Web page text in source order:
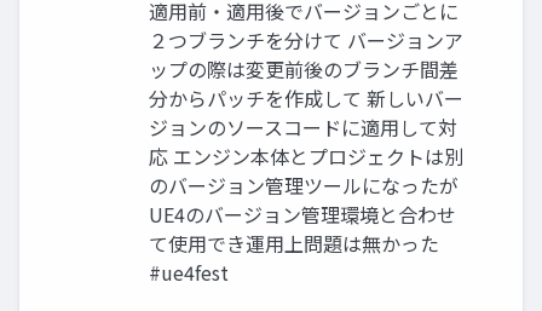
適用前・適用後でバージョンごとに
２つブランチを分けて バージョンア
ップの際は変更前後のブランチ間差
分からパッチを作成して 新しいバー
ジョンのソースコードに適用して対
応 エンジン本体とプロジェクトは別
のバージョン管理ツールになったが
UE4のバージョン管理環境と合わせ
て使用でき運用上問題は無かった
#ue4fest